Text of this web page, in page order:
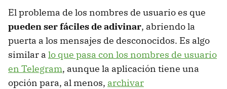
El problema de los nombres de usuario es que
pueden ser fáciles de adivinar, abriendo la
puerta a los mensajes de desconocidos. Es algo
similar a lo que pasa con los nombres de usuario
en Telegram, aunque la aplicación tiene una
opción para, al menos, archivar